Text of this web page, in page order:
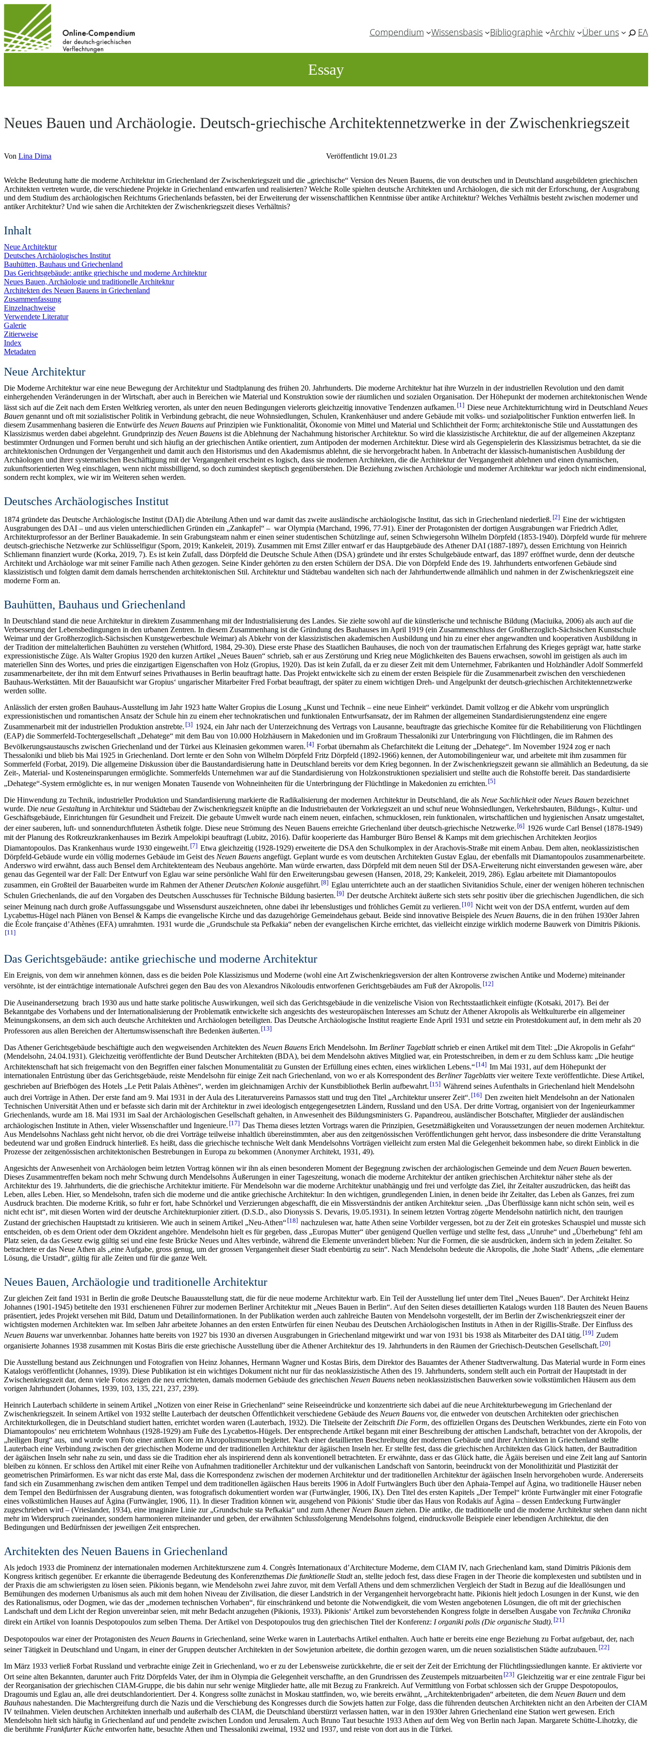
wechseln
Compendium Wissensbasis Bibliographie Archiv Über uns ΕΛ
Essay
Neues Bauen und Archäologie. Deutsch-griechische Architektennetzwerke in der Zwischenkriegszeit
Von Lina Dima Veröffentlicht 19.01.23
Welche Bedeutung hatte die moderne Architektur im Griechenland der Zwischenkriegszeit und die „griechische“ Version des Neuen Bauens, die von deutschen und in Deutschland ausgebildeten griechischen
Architekten vertreten wurde, die verschiedene Projekte in Griechenland entwarfen und realisierten? Welche Rolle spielten deutsche Architekten und Archäologen, die sich mit der Erforschung, der Ausgrabung
und dem Studium des archäologischen Reichtums Griechenlands befassten, bei der Erweiterung der wissenschaftlichen Kenntnisse über antike Architektur? Welches Verhältnis besteht zwischen moderner und
antiker Architektur? Und wie sahen die Architekten der Zwischenkriegszeit dieses Verhältnis?
Inhalt
Neue Architektur
Deutsches Archäologisches Institut
Bauhütten, Bauhaus und Griechenland
Das Gerichtsgebäude: antike griechische und moderne Architektur
Neues Bauen, Archäologie und traditionelle Architektur
Architekten des Neuen Bauens in Griechenland
Zusammenfassung
Einzelnachweise
Verwendete Literatur
Galerie
Zitierweise
Index
Metadaten
Neue Architektur
Die Moderne Architektur war eine neue Bewegung der Architektur und Stadtplanung des frühen 20. Jahrhunderts. Die moderne Architektur hat ihre Wurzeln in der industriellen Revolution und den damit
einhergehenden Veränderungen in der Wirtschaft, aber auch in Bereichen wie Material und Konstruktion sowie der räumlichen und sozialen Organisation. Der Höhepunkt der modernen architektonischen Wende
lässt sich auf die Zeit nach dem Ersten Weltkrieg verorten, als unter den neuen Bedingungen vielerorts gleichzeitig innovative Tendenzen aufkamen. 1 Diese neue Architekturrichtung wird in Deutschland Neues
Bauen genannt und oft mit sozialistischer Politik in Verbindung gebracht, die neue Wohnsiedlungen, Schulen, Krankenhäuser und andere Gebäude mit volks- und sozialpolitischer Funktion entwerfen ließ. In
diesem Zusammenhang basieren die Entwürfe des Neuen Bauens auf Prinzipien wie Funktionalität, Ökonomie von Mittel und Material und Schlichtheit der Form; architektonische Stile und Ausstattungen des
Klassizismus werden dabei abgelehnt. Grundprinzip des Neuen Bauens ist die Ablehnung der Nachahmung historischer Architektur. So wird die klassizistische Architektur, die auf der allgemeinen Akzeptanz
bestimmter Ordnungen und Formen beruht und sich häufig an der griechischen Antike orientiert, zum Antipoden der modernen Architektur. Diese wird als Gegenspielerin des Klassizismus betrachtet, da sie die
architektonischen Ordnungen der Vergangenheit und damit auch den Historismus und den Akademismus ablehnt, die sie hervorgebracht haben. In Anbetracht der klassisch-humanistischen Ausbildung der
Archäologen und ihrer systematischen Beschäftigung mit der Vergangenheit erscheint es logisch, dass sie modernen Architekten, die die Architektur der Vergangenheit ablehnen und einen dynamischen,
zukunftsorientierten Weg einschlagen, wenn nicht missbilligend, so doch zumindest skeptisch gegenüberstehen. Die Beziehung zwischen Archäologie und moderner Architektur war jedoch nicht eindimensional,
sondern recht komplex, wie wir im Weiteren sehen werden.
Deutsches Archäologisches Institut
1874 gründete das Deutsche Archäologische Institut (DAI) die Abteilung Athen und war damit das zweite ausländische archäologische Institut, das sich in Griechenland niederließ. 2
Eine der wichtigsten
Ausgrabungen des DAI – und aus vielen unterschiedlichen Gründen ein „Zankapfel“ – war Olympia (Marchand, 1996, 77-91). Einer der Protagonisten der dortigen Ausgrabungen war Friedrich Adler,
Architekturprofessor an der Berliner Bauakademie. In sein Grabungsteam nahm er einen seiner studentischen Schützlinge auf, seinen Schwiegersohn Wilhelm Dörpfeld (1853-1940). Dörpfeld wurde für mehrere
deutsch-griechische Netzwerke zur Schlüsselfigur (Sporn, 2019; Kankeleit, 2019). Zusammen mit Ernst Ziller entwarf er das Hauptgebäude des Athener DAI (1887-1897), dessen Errichtung von Heinrich
Schliemann finanziert wurde (Korka, 2019, 7). Es ist kein Zufall, dass Dörpfeld die Deutsche Schule Athen (DSA) gründete und ihr erstes Schulgebäude entwarf, das 1897 eröffnet wurde, denn der deutsche
Architekt und Archäologe war mit seiner Familie nach Athen gezogen. Seine Kinder gehörten zu den ersten Schülern der DSA. Die von Dörpfeld Ende des 19. Jahrhunderts entworfenen Gebäude sind
klassizistisch und folgten damit dem damals herrschenden architektonischen Stil. Architektur und Städtebau wandelten sich nach der Jahrhundertwende allmählich und nahmen in der Zwischenkriegszeit eine
moderne Form an.
Bauhütten, Bauhaus und Griechenland
In Deutschland stand die neue Architektur in direktem Zusammenhang mit der Industrialisierung des Landes. Sie zielte sowohl auf die künstlerische und technische Bildung (Maciuika, 2006) als auch auf die
Verbesserung der Lebensbedingungen in den urbanen Zentren. In diesem Zusammenhang ist die Gründung des Bauhauses im April 1919 (ein Zusammenschluss der Großherzoglich-Sächsischen Kunstschule
Weimar und der Großherzoglich-Sächsischen Kunstgewerbeschule Weimar) als Abkehr von der klassizistischen akademischen Ausbildung und hin zu einer eher angewandten und kooperativen Ausbildung in
der Tradition der mittelalterlichen Bauhütten zu verstehen (Whitford, 1984, 29-30). Diese erste Phase des Staatlichen Bauhauses, die noch von der traumatischen Erfahrung des Krieges geprägt war, hatte starke
expressionistische Züge. Als Walter Gropius 1920 den kurzen Artikel „Neues Bauen“ schrieb, sah er aus Zerstörung und Krieg neue Möglichkeiten des Bauens erwachsen, sowohl im geistigen als auch im
materiellen Sinn des Wortes, und pries die einzigartigen Eigenschaften von Holz (Gropius, 1920). Das ist kein Zufall, da er zu dieser Zeit mit dem Unternehmer, Fabrikanten und Holzhändler Adolf Sommerfeld
zusammenarbeitete, der ihn mit dem Entwurf seines Privathauses in Berlin beauftragt hatte. Das Projekt entwickelte sich zu einem der ersten Beispiele für die Zusammenarbeit zwischen den verschiedenen
Bauhaus-Werkstätten. Mit der Bauaufsicht war Gropius‘ ungarischer Mitarbeiter Fred Forbat beauftragt, der später zu einem wichtigen Dreh- und Angelpunkt der deutsch-griechischen Architektennetzwerke
werden sollte.
Anlässlich der ersten großen Bauhaus-Ausstellung im Jahr 1923 hatte Walter Gropius die Losung „Kunst und Technik – eine neue Einheit“ verkündet. Damit vollzog er die Abkehr vom ursprünglich
expressionistischen und romantischen Ansatz der Schule hin zu einem eher technokratischen und funktionalen Entwurfsansatz, der im Rahmen der allgemeinen Standardisierungstendenz eine engere
Zusammenarbeit mit der industriellen Produktion anstrebte. 3
1924, ein Jahr nach der Unterzeichnung des Vertrags von Lausanne, beauftragte das griechische Komitee für die Rehabilitierung von Flüchtlingen
(EAP) die Sommerfeld-Tochtergesellschaft „Dehatege“ mit dem Bau von 10.000 Holzhäusern in Makedonien und im Großraum Thessaloniki zur Unterbringung von Flüchtlingen, die im Rahmen des
Bevölkerungsaustauschs zwischen Griechenland und der Türkei aus Kleinasien gekommen waren. 4
Forbat übernahm als Chefarchitekt die Leitung der „Dehatege“. Im November 1924 zog er nach
Thessaloniki und blieb bis Mai 1925 in Griechenland. Dort lernte er den Sohn von Wilhelm Dörpfeld Fritz Dörpfeld (1892-1966) kennen, der Automobilingenieur war, und arbeitete mit ihm zusammen für
Sommerfeld (Forbat, 2019). Die allgemeine Diskussion über die Baustandardisierung hatte in Deutschland bereits vor dem Krieg begonnen. In der Zwischenkriegszeit gewann sie allmählich an Bedeutung, da sie
Zeit-, Material- und Kosteneinsparungen ermöglichte. Sommerfelds Unternehmen war auf die Standardisierung von Holzkonstruktionen spezialisiert und stellte auch die Rohstoffe bereit. Das standardisierte
„Dehatege“-System ermöglichte es, in nur wenigen Monaten Tausende von Wohneinheiten für die Unterbringung der Flüchtlinge in Makedonien zu errichten. 5
Die Hinwendung zu Technik, industrieller Produktion und Standardisierung markierte die Radikalisierung der modernen Architektur in Deutschland, die als Neue Sachlichkeitoder Neues Bauen bezeichnet
wurde. Die neue Gestaltung in Architektur und Städtebau der Zwischenkriegszeit knüpfte an die Industriebauten der Vorkriegszeit an und schuf neue Wohnsiedlungen, Verkehrsbauten, Bildungs-, Kultur- und
Geschäftsgebäude, Einrichtungen für Gesundheit und Freizeit. Die gebaute Umwelt wurde nach einem neuen, einfachen, schmucklosen, rein funktionalen, wirtschaftlichen und hygienischen Ansatz umgestaltet,
der einer sauberen, luft- und sonnendurchfluteten Ästhetik folgte. Diese neue Strömung des Neuen Bauens erreichte Griechenland über deutsch-griechische Netzwerke. 6
1926 wurde Carl Bensel (1878-1949)
mit der Planung des Rotkreuzkrankenhauses im Bezirk Ampelokipi beauftragt (Lubitz, 2016). Dafür kooperierte das Hamburger Büro Bensel & Kamps mit dem griechischen Architekten Jeorjios
Diamantopoulos. Das Krankenhaus wurde 1930 eingeweiht. 7
Etwa gleichzeitig (1928-1929) erweiterte die DSA den Schulkomplex in der Arachovis-Straße mit einem Anbau. Dem alten, neoklassizistischen
Dörpfeld-Gebäude wurde ein völlig modernes Gebäude im Geist des Neuen Bauens angefügt. Geplant wurde es vom deutschen Architekten Gustav Eglau, der ebenfalls mit Diamantopoulos zusammenarbeitete.
Anderswo wird erwähnt, dass auch Bensel dem Architektenteam des Neubaus angehörte. Man würde erwarten, dass Dörpfeld mit dem neuen Stil der DSA-Erweiterung nicht einverstanden gewesen wäre, aber
genau das Gegenteil war der Fall: Der Entwurf von Eglau war seine persönliche Wahl für den Erweiterungsbau gewesen (Hansen, 2018, 29; Kankeleit, 2019, 286). Eglau arbeitete mit Diamantopoulos
zusammen, ein Großteil der Bauarbeiten wurde im Rahmen der Athener Deutschen Kolonie ausgeführt. 8
Eglau unterrichtete auch an der staatlichen Sivitanidios Schule, einer der wenigen höheren technischen
Schulen Griechenlands, die auf den Vorgaben des Deutschen Ausschusses für Technische Bildung basierten. 9
Der deutsche Architekt äußerte sich stets sehr positiv über die griechischen Jugendlichen, die sich
seiner Meinung nach durch große Auffassungsgabe und Wissensdurst auszeichneten, ohne dabei ihr lebenslustiges und fröhliches Gemüt zu verlieren. 10
Nicht weit von der DSA entfernt, wurden auf dem
Lycabettus-Hügel nach Plänen von Bensel & Kamps die evangelische Kirche und das dazugehörige Gemeindehaus gebaut. Beide sind innovative Beispiele des Neuen Bauens, die in den frühen 1930er Jahren
die École française d’Athènes (EFA) umrahmten. 1931 wurde die „Grundschule sta Pefkakia“ neben der evangelischen Kirche errichtet, das vielleicht einzige wirklich moderne Bauwerk von Dimitris Pikionis.
11
Das Gerichtsgebäude: antike griechische und moderne Architektur
Ein Ereignis, von dem wir annehmen können, dass es die beiden Pole Klassizismus und Moderne (wohl eine Art Zwischenkriegsversion der alten Kontroverse zwischen Antike und Moderne) miteinander
versöhnte, ist der einträchtige internationale Aufschrei gegen den Bau des von Alexandros Nikoloudis entworfenen Gerichtsgebäudes am Fuß der Akropolis. 12
Die Auseinandersetzung brach 1930 aus und hatte starke politische Auswirkungen, weil sich das Gerichtsgebäude in die venizelische Vision von Rechtsstaatlichkeit einfügte (Kotsaki, 2017). Bei der
Bekanntgabe des Vorhabens und der Internationalisierung der Problematik entwickelte sich angesichts des westeuropäischen Interesses am Schutz der Athener Akropolis als Weltkulturerbe ein allgemeiner
Meinungskonsens, an dem sich auch deutsche Architekten und Archäologen beteiligten. Das Deutsche Archäologische Institut reagierte Ende April 1931 und setzte ein Protestdokument auf, in dem mehr als 20
Professoren aus allen Bereichen der Altertumswissenschaft ihre Bedenken äußerten. 13
Das Athener Gerichtsgebäude beschäftigte auch den wegweisenden Architekten des Neuen Bauens Erich Mendelsohn. Im Berliner Tageblattschrieb er einen Artikel mit dem Titel: „Die Akropolis in Gefahr“
(Mendelsohn, 24.04.1931). Gleichzeitig veröffentlichte der Bund Deutscher Architekten (BDA), bei dem Mendelsohn aktives Mitglied war, ein Protestschreiben, in dem er zu dem Schluss kam: „Die heutige
Architektenschaft hat sich freigemacht von den Begriffen einer falschen Monumentalität zu Gunsten der Erfüllung eines echten, eines wirklichen Lebens.“ 14
Im Mai 1931, auf dem Höhepunkt der
internationalen Entrüstung über das Gerichtsgebäude, reiste Mendelsohn für einige Zeit nach Griechenland, von wo er als Korrespondent des Berliner Tageblatts vier weitere Texte veröffentlichte. Diese Artikel,
geschrieben auf Briefbögen des Hotels „Le Petit Palais Athènes“, werden im gleichnamigen Archiv der Kunstbibliothek Berlin aufbewahrt. 15
Während seines Aufenthalts in Griechenland hielt Mendelsohn
auch drei Vorträge in Athen. Der erste fand am 9. Mai 1931 in der Aula des Literaturvereins Parnassos statt und trug den Titel „Architektur unserer Zeit“. 16
Den zweiten hielt Mendelsohn an der Nationalen
Technischen Universität Athen und er befasste sich darin mit der Architektur in zwei ideologisch entgegengesetzten Ländern, Russland und den USA. Der dritte Vortrag, organisiert von der Ingenieurkammer
Griechenlands, wurde am 18. Mai 1931 im Saal der Archäologischen Gesellschaft gehalten, in Anwesenheit des Bildungsministers G. Papandreou, ausländischer Botschafter, Mitglieder der ausländischen
archäologischen Institute in Athen, vieler Wissenschaftler und Ingenieure. 17
Das Thema dieses letzten Vortrags waren die Prinzipien, Gesetzmäßigkeiten und Voraussetzungen der neuen modernen Architektur.
Aus Mendelsohns Nachlass geht nicht hervor, ob die drei Vorträge teilweise inhaltlich übereinstimmten, aber aus den zeitgenössischen Veröffentlichungen geht hervor, dass insbesondere die dritte Veranstaltung
bedeutend war und großen Eindruck hinterließ. Es heißt, dass die griechische technische Welt dank Mendelsohns Vorträgen vielleicht zum ersten Mal die Gelegenheit bekommen habe, so direkt Einblick in die
Prozesse der zeitgenössischen architektonischen Bestrebungen in Europa zu bekommen (Anonymer Architekt, 1931, 49).
Angesichts der Anwesenheit von Archäologen beim letzten Vortrag können wir ihn als einen besonderen Moment der Begegnung zwischen der archäologischen Gemeinde und dem Neuen Bauen bewerten.
Dieses Zusammentreffen bekam noch mehr Schwung durch Mendelsohns Äußerungen in einer Tageszeitung, wonach die moderne Architektur der antiken griechischen Architektur näher stehe als der
Architektur des 19. Jahrhunderts, die die griechische Architektur imitierte. Für Mendelsohn war die moderne Architektur unabhängig und frei und verfolgte das Ziel, ihr Zeitalter auszudrücken, das heißt das
Leben, alles Leben. Hier, so Mendelsohn, trafen sich die moderne und die antike griechische Architektur: In den wichtigen, grundlegenden Linien, in denen beide ihr Zeitalter, das Leben als Ganzes, frei zum
Ausdruck brachten. Die moderne Kritik, so fuhr er fort, habe Schnörkel und Verzierungen abgeschafft, die ein Missverständnis der antiken Architektur seien. „Das Überflüssige kann nicht schön sein, weil es
nicht echt ist“, mit diesen Worten wird der deutsche Architekturpionier zitiert. (D.S.D., also Dionyssis S. Devaris, 19.05.1931). In seinem letzten Vortrag zögerte Mendelsohn natürlich nicht, den traurigen
Zustand der griechischen Hauptstadt zu kritisieren. Wie auch in seinem Artikel „Neu-Athen“ 18
nachzulesen war, hatte Athen seine Vorbilder vergessen, bot zu der Zeit ein groteskes Schauspiel und musste sich
entscheiden, ob es dem Orient oder dem Okzident angehöre. Mendelsohn hielt es für gegeben, dass „Europas Mutter“ über genügend Quellen verfüge und stellte fest, dass „Unruhe“ und „Überhebung“ fehl am
Platz seien, da das Gesetz ewig gültig sei und eine feste Brücke Neues und Altes verbinde, während die Elemente unverändert blieben: Nur die Formen, die sie ausdrücken, ändern sich in jedem Zeitalter. So
betrachtete er das Neue Athen als „eine Aufgabe, gross genug, um der grossen Vergangenheit dieser Stadt ebenbürtig zu sein“. Nach Mendelsohn bedeute die Akropolis, die ‚hohe Stadt‘ Athens, „die elementare
Lösung, die Urstadt“, gültig für alle Zeiten und für die ganze Welt.
Neues Bauen, Archäologie und traditionelle Architektur
Zur gleichen Zeit fand 1931 in Berlin die große Deutsche Bauausstellung statt, die für die neue moderne Architektur warb. Ein Teil der Ausstellung lief unter dem Titel „Neues Bauen“. Der Architekt Heinz
Johannes (1901-1945) betitelte den 1931 erschienenen Führer zur modernen Berliner Architektur mit „Neues Bauen in Berlin“. Auf den Seiten dieses detaillierten Katalogs wurden 118 Bauten des Neuen Bauens
präsentiert, jedes Projekt versehen mit Bild, Datum und Detailinformationen. In der Publikation werden auch zahlreiche Bauten von Mendelsohn vorgestellt, der im Berlin der Zwischenkriegszeit einer der
wichtigsten modernen Architekten war. Im selben Jahr arbeitete Johannes an den ersten Entwürfen für einen Neubau des Deutschen Archäologischen Instituts in Athen in der Rigillis-Straße. Der Einfluss des
Neuen Bauens war unverkennbar. Johannes hatte bereits von 1927 bis 1930 an diversen Ausgrabungen in Griechenland mitgewirkt und war von 1931 bis 1938 als Mitarbeiter des DAI tätig. 19
Zudem
organisierte Johannes 1938 zusammen mit Kostas Biris die erste griechische Ausstellung über die Athener Architektur des 19. Jahrhunderts in den Räumen der Griechisch-Deutschen Gesellschaft. 20
Die Ausstellung bestand aus Zeichnungen und Fotografien von Heinz Johannes, Hermann Wagner und Kostas Biris, dem Direktor des Bauamtes der Athener Stadtverwaltung. Das Material wurde in Form eines
Katalogs veröffentlicht (Johannes, 1939). Diese Publikation ist ein wichtiges Dokument nicht nur für das neoklassizistische Athen des 19. Jahrhunderts, sondern stellt auch ein Portrait der Hauptstadt in der
Zwischenkriegszeit dar, denn viele Fotos zeigen die neu errichteten, damals modernen Gebäude des griechischen Neuen Bauens neben neoklassizistischen Bauwerken sowie volkstümlichen Häusern aus dem
vorigen Jahrhundert (Johannes, 1939, 103, 135, 221, 237, 239).
Heinrich Lauterbach schilderte in seinem Artikel „Notizen von einer Reise in Griechenland“ seine Reiseeindrücke und konzentrierte sich dabei auf die neue Architekturbewegung im Griechenland der
Zwischenkriegszeit. In seinem Artikel von 1932 stellte Lauterbach der deutschen Öffentlichkeit verschiedene Gebäude des Neuen Bauens vor, die entweder von deutschen Architekten oder griechischen
Architekturkollegen, die in Deutschland studiert hatten, errichtet worden waren (Lauterbach, 1932). Die Titelseite der Zeitschrift Die Form, des offiziellen Organs des Deutschen Werkbundes, zierte ein Foto von
Diamantopoulos‘ neu errichtetem Wohnhaus (1928-1929) am Fuße des Lycabettos-Hügels. Der entsprechende Artikel begann mit einer Beschreibung der attischen Landschaft, betrachtet von der Akropolis, der
„heiligen Burg“ aus, und wurde vom Foto einer antiken Kore im Akropolismuseum begleitet. Nach einer detaillierten Beschreibung der modernen Gebäude und ihrer Architekten in Griechenland stellte
Lauterbach eine Verbindung zwischen der griechischen Moderne und der traditionellen Architektur der ägäischen Inseln her. Er stellte fest, dass die griechischen Architekten das Glück hatten, der Bautradition
der ägäischen Inseln sehr nahe zu sein, und dass sie die Tradition eher als inspirierend denn als konventionell betrachteten. Er erwähnte, dass er das Glück hatte, die Ägäis bereisen und eine Zeit lang auf Santorin
bleiben zu können. Er schloss den Artikel mit einer Reihe von Aufnahmen traditioneller Architektur und der vulkanischen Landschaft von Santorin, beeindruckt von der Monolithizität und Plastizität der
geometrischen Primärformen. Es war nicht das erste Mal, dass die Korrespondenz zwischen der modernen Architektur und der traditionellen Architektur der ägäischen Inseln hervorgehoben wurde. Andererseits
fand sich ein Zusammenhang zwischen dem antiken Tempel und dem traditionellen ägäischen Haus bereits 1906 in Adolf Furtwänglers Buch über den Aphaia-Tempel auf Ägina, wo traditionelle Häuser neben
dem Tempel den Bedürfnissen der Ausgrabung dienten, was fotografisch dokumentiert worden war (Furtwängler, 1906, IX). Den Titel des ersten Kapitels „Der Tempel“ krönte Furtwängler mit einer Fotografie
eines volkstümlichen Hauses auf Ägina (Furtwängler, 1906, 11). In dieser Tradition können wir, ausgehend von Pikionis‘ Studie über das Haus von Rodakis auf Ägina – dessen Entdeckung Furtwängler
zugeschrieben wird – (Vrieslander, 1934), eine imaginäre Linie zur „Grundschule sta Pefkakia“ und zum Athener Neuen Bauen ziehen. Die antike, die traditionelle und die moderne Architektur stehen dann nicht
mehr im Widerspruch zueinander, sondern harmonieren miteinander und geben, der erwähnten Schlussfolgerung Mendelsohns folgend, eindrucksvolle Beispiele einer lebendigen Architektur, die den
Bedingungen und Bedürfnissen der jeweiligen Zeit entsprechen.
Architekten des Neuen Bauens in Griechenland
Als jedoch 1933 die Prominenz der internationalen modernen Architekturszene zum 4. Congrès Internationaux d’Architecture Moderne, dem CIAM IV, nach Griechenland kam, stand Dimitris Pikionis dem
Kongress kritisch gegenüber. Er erkannte die überragende Bedeutung des Konferenzthemas Die funktionelle Stadtan, stellte jedoch fest, dass diese Fragen in der Theorie die komplexesten und subtilsten und in
der Praxis die am schwierigsten zu lösen seien. Pikionis begann, wie Mendelsohn zwei Jahre zuvor, mit dem Verfall Athens und dem schmerzlichen Vergleich der Stadt in Bezug auf die Ideallösungen und
Bemühungen des modernen Urbanismus als auch mit dem hohen Niveau der Zivilisation, die dieser Landstrich in der Vergangenheit hervorgebracht hatte. Pikionis hielt jedoch Losungen in der Kunst, wie den
des Rationalismus, oder Dogmen, wie das der „modernen technischen Vorhaben“, für einschränkend und betonte die Notwendigkeit, die vom Westen angebotenen Lösungen, die oft mit der griechischen
Landschaft und dem Licht der Region unvereinbar seien, mit mehr Bedacht anzugehen (Pikionis, 1933). Pikionis‘ Artikel zum bevorstehenden Kongress folgte in derselben Ausgabe von Technika Chronika
direkt ein Artikel von Ioannis Despotopoulos zum selben Thema. Der Artikel von Despotopoulos trug den griechischen Titel der Konferenz: I organiki polis (Die organische Stadt). 21
Despotopoulos war einer der Protagonisten des Neuen Bauens in Griechenland, seine Werke waren in Lauterbachs Artikel enthalten. Auch hatte er bereits eine enge Beziehung zu Forbat aufgebaut, der, nach
seiner Tätigkeit in Deutschland und Ungarn, in einer der Gruppen deutscher Architekten in der Sowjetunion arbeitete, die dorthin gezogen waren, um die neuen sozialistischen Städte aufzubauen. 22
Im März 1933 verließ Forbat Russland und verbrachte einige Zeit in Griechenland, wo er zu der Lebensweise zurückkehrte, die er seit der Zeit der Errichtung der Flüchtlingssiedlungen kannte. Er aktivierte vor
Ort seine alten Bekannten, darunter auch Fritz Dörpfelds Vater, der ihm in Olympia die Gelegenheit verschaffte, an den Grundrissen des Zeustempels mitzuarbeiten 23
Gleichzeitig war er eine zentrale Figur bei
der Reorganisation der griechischen CIAM-Gruppe, die bis dahin nur sehr wenige Mitglieder hatte, alle mit Bezug zu Frankreich. Auf Vermittlung von Forbat schlossen sich der Gruppe Despotopoulos,
Dragoumis und Eglau an, alle drei deutschlandorientiert. Der 4. Kongress sollte zunächst in Moskau stattfinden, wo, wie bereits erwähnt, „Architektenbrigaden“ arbeiteten, die dem Neuen Bauen und dem
Bauhaus nahestanden. Die Machtergreifung durch die Nazis und die Verschiebung des Kongresses durch die Sowjets hatten zur Folge, dass die führenden deutschen Architekten nicht an den Arbeiten der CIAM
IV teilnahmen. Vielen deutschen Architekten innerhalb und außerhalb des CIAM, die Deutschland überstürzt verlassen hatten, war in den 1930er Jahren Griechenland eine Station wert gewesen. Erich
Mendelsohn hielt sich häufig in Griechenland auf und pendelte zwischen London und Jerusalem. Auch Bruno Taut besuchte 1933 Athen auf dem Weg von Berlin nach Japan. Margarete Schütte-Lihotzky, die
die berühmte Frankfurter Küche entworfen hatte, besuchte Athen und Thessaloniki zweimal, 1932 und 1937, und reiste von dort aus in die Türkei.